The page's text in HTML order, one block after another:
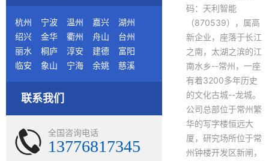
杭州 宁波 温州 嘉兴
湖州
绍兴
金华 衢州 舟山
台州
丽水
桐庐 淳安 建德
富阳
临安
象山 宁海 余姚
慈溪
奉化
洞头 永嘉 平阳
苍南
文成
泰顺
上虞
嵊州 武义 浦江
兰溪
义乌 东阳 永康
常山
联系我们
全国咨询电话
13776817345
码：天利智能
（870539），属高
新企业，座落于长江
之南，太湖之滨的江
南水乡--常州，一座
有着3200多年历史
的文化古城--龙城。
公司总部位于常州繁
华的写字楼恒远大
厦，研究场所位于常
州钟楼开发区新闸，